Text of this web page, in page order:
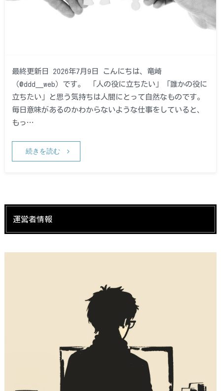
最終更新日 2026年7月9日 こんにちは、竜崎
（@ddd__web）です。 「人の役に立ちたい」「誰かの役に
立ちたい」と思う気持ちは人間にとって自然なものです。
毎日意味があるのかわからないような仕事をしていると、
もっ…
続きを読む
運営者情報